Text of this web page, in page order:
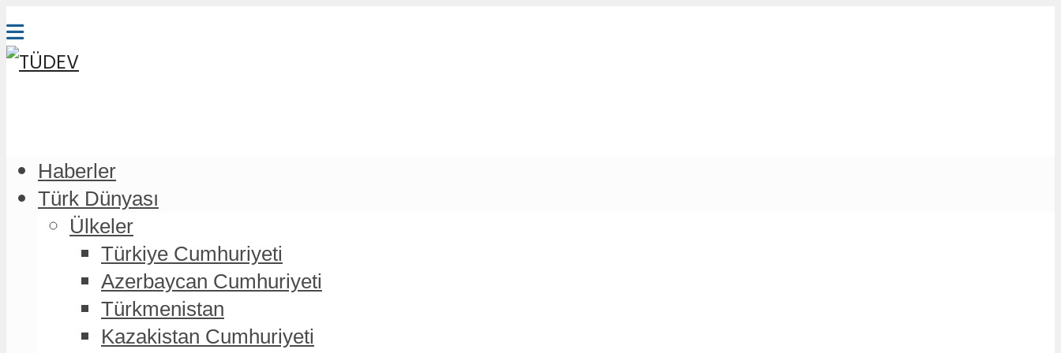
Haberler
Türk Dünyası
Ülkeler
Türkiye Cumhuriyeti
Azerbaycan Cumhuriyeti
Türkmenistan
Kazakistan Cumhuriyeti